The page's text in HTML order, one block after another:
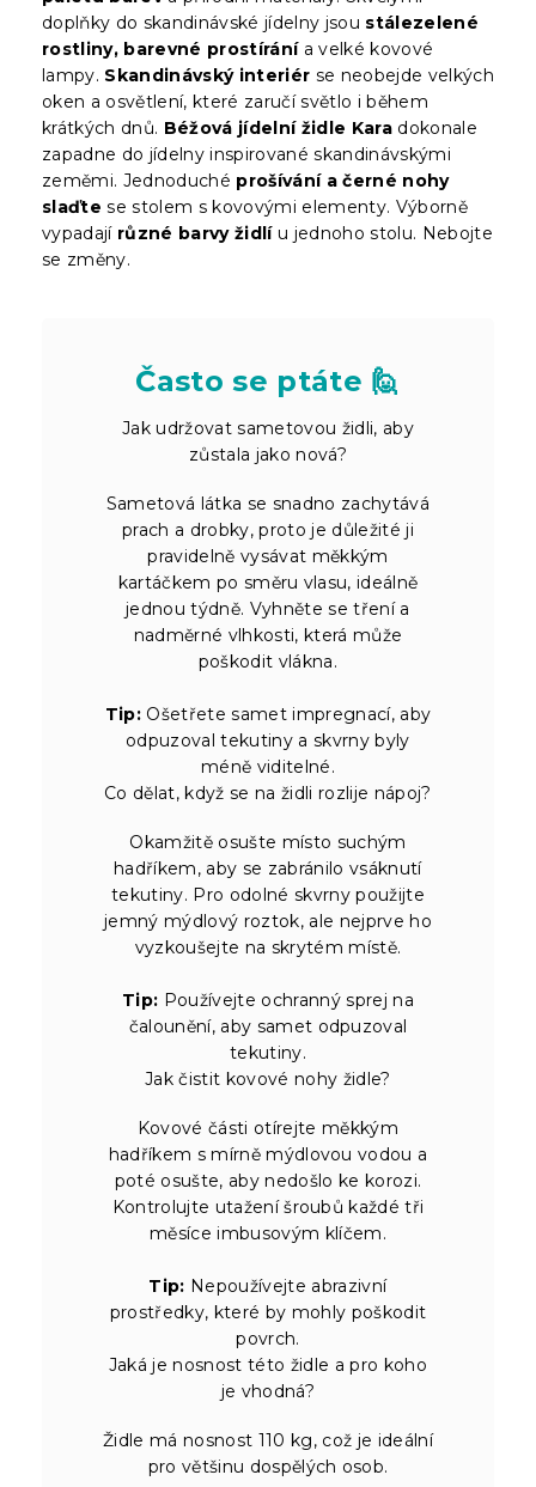
doplňky do skandinávské jídelny jsou stálezelené
rostliny, barevné prostíránía velké kovové
lampy. Skandinávský interiér se neobejde velkých
oken a osvětlení, které zaručí světlo i během
krátkých dnů. Béžová jídelní židle Kara dokonale
zapadne do jídelny inspirované skandinávskými
zeměmi. Jednoduché prošívání a černé nohy
slaďte se stolem s kovovými elementy. Výborně
vypadají různé barvy židlíu jednoho stolu. Nebojte
se změny.
Často se ptáte 🙋
Jak udržovat sametovou židli, aby
zůstala jako nová?
Sametová látka se snadno zachytává
prach a drobky, proto je důležité ji
pravidelně vysávat měkkým
kartáčkem po směru vlasu, ideálně
jednou týdně. Vyhněte se tření a
nadměrné vlhkosti, která může
poškodit vlákna.
Tip: Ošetřete samet impregnací, aby
odpuzoval tekutiny a skvrny byly
méně viditelné.
Co dělat, když se na židli rozlije nápoj?
Okamžitě osušte místo suchým
hadříkem, aby se zabránilo vsáknutí
tekutiny. Pro odolné skvrny použijte
jemný mýdlový roztok, ale nejprve ho
vyzkoušejte na skrytém místě.
Tip: Používejte ochranný sprej na
čalounění, aby samet odpuzoval
tekutiny.
Jak čistit kovové nohy židle?
Kovové části otírejte měkkým
hadříkem s mírně mýdlovou vodou a
poté osušte, aby nedošlo ke korozi.
Kontrolujte utažení šroubů každé tři
měsíce imbusovým klíčem.
Tip: Nepoužívejte abrazivní
prostředky, které by mohly poškodit
povrch.
Jaká je nosnost této židle a pro koho
je vhodná?
Židle má nosnost 110 kg, což je ideální
pro většinu dospělých osob.